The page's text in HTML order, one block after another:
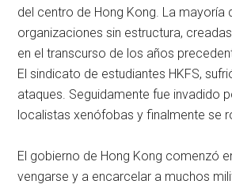
del centro de Hong Kong. La mayoría
organizaciones sin estructura,
en el transcurso de los años
El sindicato de estudiantes HKFS,
ataques. Seguidamente fue invadido
localistas xenófobas y finalmente se
El gobierno de Hong Kong comenzó
vengarse y a encarcelar a muchos